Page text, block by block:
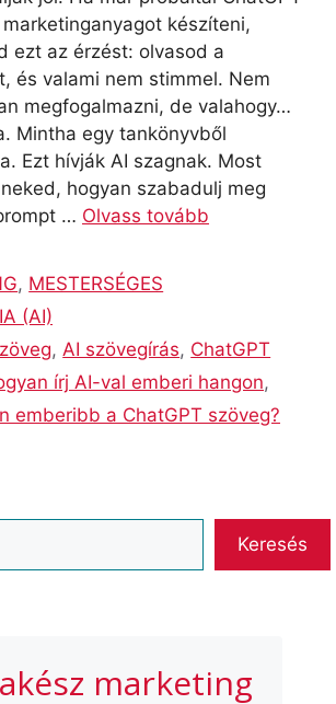
készíteni,
ezt az érzést: olvasod a
és valami nem stimmel. Nem
megfogalmazni, de valahogy…
Mintha egy tankönyvből
Ezt hívják AI szagnak. Most
hogyan szabadulj meg
… Olvass tovább
, MESTERSÉGES
(AI)
, AI szövegírás, ChatGPT
írj AI-val emberi hangon,
emberibb a ChatGPT szöveg?
Keresés
marketing